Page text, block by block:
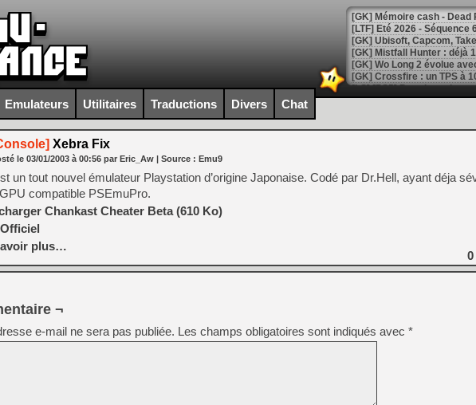
[LTF] Eté 2026 - Séquence
[GK] Mistfall Hunter : déjà
[GK] Wo Long 2 évolue
[GK] Crossfire : un TPS à
[LS] [PS5] Premiers
[Mo5] DOOM arrive en
[GK] Bethesda fête les 30
[GK] Roblox : l'action en
[GK] Agenda - GeForce
[GK] Devolver Digital en a
[LS] [PS5] ps5-y2jb-
[GK] Pourquoi Marvel
[GK] Test : Restory : Chill
[GK] GTA 6 : Rockstar
[GK] Hot Wheels Infinite
[GK] Mémoire cash -
[GK] Résultats Nintendo :
[GK] Déjà des
Emulateurs Utilitaires Traductions Divers Chat
Xebra Fix
le 03/01/2003 à 00:56 par Eric_Aw | Source : Emu9
un tout nouvel émulateur Playstation d’origine Japonaise. Codé par Dr.Hell, ayant déja
compatible PSEmuPro.
Chankast Cheater Beta (610 Ko)
plus…
0
¬
e-mail ne sera pas publiée. Les champs obligatoires sont indiqués avec *